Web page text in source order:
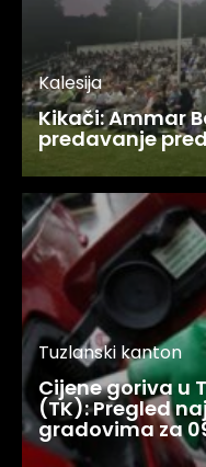
Kalesija
Kikači: Ammar
predavanje
Tuzlanski kanton
Cijene goriva u
(TK): Pregled
gradovima za